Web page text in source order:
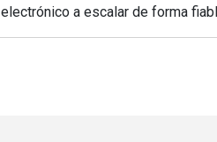
electrónico a escalar de forma